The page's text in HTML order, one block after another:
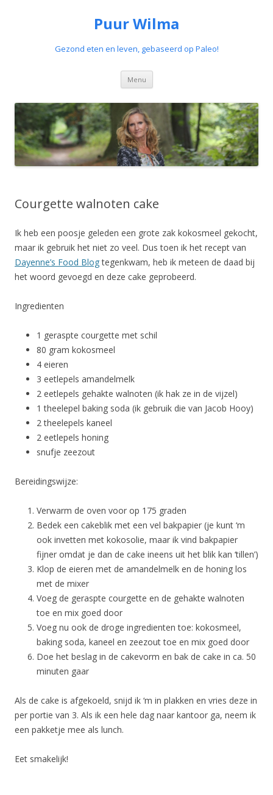
Puur Wilma
Gezond eten en leven, gebaseerd op Paleo!
Menu Spring
de
inhoud
Courgette walnoten cake
Ik heb een poosje geleden een grote zak kokosmeel gekocht,
maar ik gebruik het niet zo veel. Dus toen ik het recept van
Dayenne’s Food Blogtegenkwam, heb ik meteen de daad bij
het woord gevoegd en deze cake geprobeerd.
Ingredienten
1 geraspte courgette met schil
80 gram kokosmeel
4 eieren
3 eetlepels amandelmelk
2 eetlepels gehakte walnoten (ik hak ze in de vijzel)
1 theelepel baking soda (ik gebruik die van Jacob Hooy)
2 theelepels kaneel
2 eetlepels honing
snufje zeezout
Bereidingswijze:
Verwarm de oven voor op 175 graden
Bedek een cakeblik met een vel bakpapier (je kunt ‘m
ook invetten met kokosolie, maar ik vind bakpapier
fijner omdat je dan de cake ineens uit het blik kan ‘tillen’)
Klop de eieren met de amandelmelk en de honing los
met de mixer
Voeg de geraspte courgette en de gehakte walnoten
toe en mix goed door
Voeg nu ook de droge ingredienten toe: kokosmeel,
baking soda, kaneel en zeezout toe en mix goed door
Doe het beslag in de cakevorm en bak de cake in ca. 50
minuten gaar
Als de cake is afgekoeld, snijd ik ‘m in plakken en vries deze in
per portie van 3. Als ik een hele dag naar kantoor ga, neem ik
een pakketje mee als lunch.
Eet smakelijk!